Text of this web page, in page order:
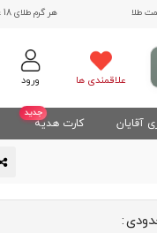
طلا هر گرم طلای 18 عیار:
ورود علاقمندی ها
آقایان
جدید
کارت هدیه
: